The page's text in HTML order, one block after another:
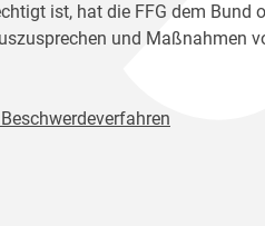
ist, hat die FFG dem Bund
und Maßnahmen